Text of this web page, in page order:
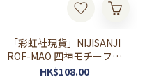
「彩虹社現貨」NIJISANJI
ROF-MAO 四神モチーフグ
ッズ (加賀美ハヤト掛件)
HK$108.00